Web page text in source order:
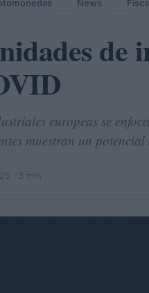
News Fisco
de
europeas se
muestran un
· 3 min